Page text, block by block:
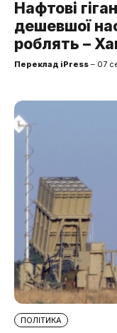
Нафтові
дешевшої
роблять –
Переклад iPress – 07
ПОЛІТИКА